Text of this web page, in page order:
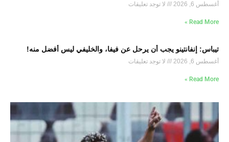
أغسطس 6, 2026 لا توجد تعليقات
Read More »
تيباس: إنفانتينو يجب أن يرحل عن فيفا، والخليفي ليس أفضل منه!
أغسطس 6, 2026 لا توجد تعليقات
Read More »